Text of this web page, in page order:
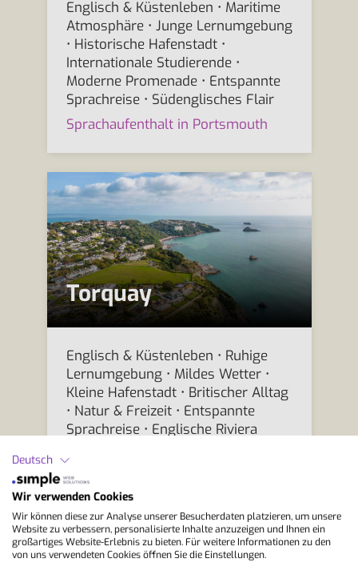
Englisch & Küstenleben • Maritime
Atmosphäre • Junge Lernumgebung
• Historische Hafenstadt •
Internationale Studierende •
Moderne Promenade • Entspannte
Sprachreise • Südenglisches Flair
Sprachaufenthalt in Portsmouth
Torquay
Englisch & Küstenleben • Ruhige
Lernumgebung • Mildes Wetter •
Kleine Hafenstadt • Britischer Alltag
• Natur & Freizeit • Entspannte
Sprachreise • Englische Riviera
Sprachaufenthalt in Torquay
Deutsch
Wir verwenden Cookies
Wir können diese zur Analyse unserer Besucherdaten platzieren, um unsere
Website zu verbessern, personalisierte Inhalte anzuzeigen und Ihnen ein
großartiges Website-Erlebnis zu bieten. Für weitere Informationen zu den
von uns verwendeten Cookies öffnen Sie die Einstellungen.